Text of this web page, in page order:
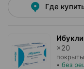
Где
×20
• без